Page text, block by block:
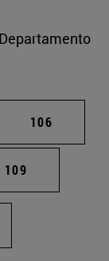
intermedias
Página
106
Página
109